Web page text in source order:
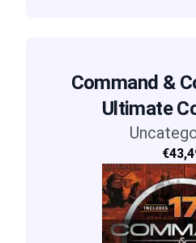
Command &
Ultimate